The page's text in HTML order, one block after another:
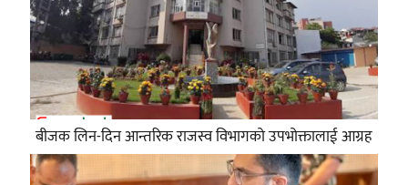
बीजक लिन-दिन आन्तरिक राजस्व विभागको उपभोक्तालाई आग्रह